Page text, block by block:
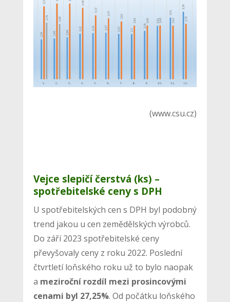
(www.csu.cz)
Vejce slepičí čerstvá (ks) –
spotřebitelské ceny s DPH
U spotřebitelských cen s DPH byl podobný
trend jakou u cen zemědělských výrobců.
Do září 2023 spotřebitelské ceny
převyšovaly ceny z roku 2022. Poslední
čtvrtletí loňského roku už to bylo naopak
a meziroční rozdíl mezi prosincovými
cenami byl 27,25%. Od počátku loňského